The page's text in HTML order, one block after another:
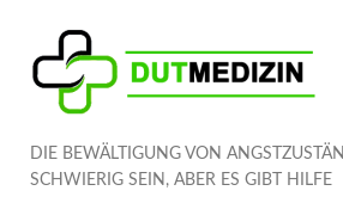
DIE BEWÄLTIGUNG VON
SCHWIERIG SEIN, ABER ES GIBT HILFE